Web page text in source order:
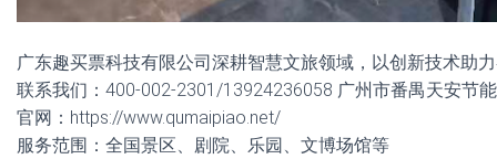
广东趣买票科技有限公司深耕智慧文旅领域，以创新技术助
联系我们：400-002-2301/13924236058 广州市番禺天安节
官网：https://www.qumaipiao.net/
服务范围：全国景区、剧院、乐园、文博场馆等